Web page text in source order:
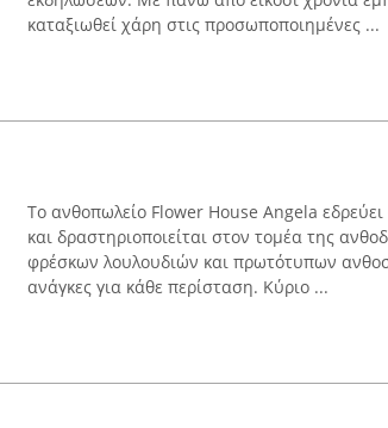
καταξιωθεί χάρη στις προσωποποιημένες ...
Το ανθοπωλείο Flower House Angela
και δραστηριοποιείται στον τομέα της
φρέσκων λουλουδιών και πρωτότυπων
ανάγκες για κάθε περίσταση. Κύριο ...